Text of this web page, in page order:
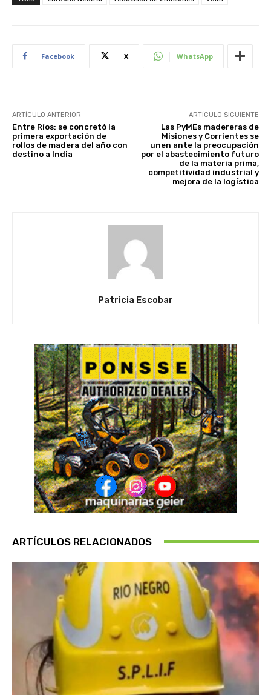
Facebook X WhatsApp
ARTÍCULO ANTERIOR
Entre Ríos: se concretó la
primera exportación de
rollos de madera del año con
destino a India
ARTÍCULO SIGUIENTE
Las PyMEs madereras de
Misiones y Corrientes se
unen ante la preocupación
por el abastecimiento futuro
de la materia prima,
competitividad industrial y
mejora de la logística
Patricia Escobar
ARTÍCULOS RELACIONADOS